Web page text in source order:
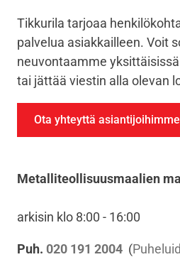
Tikkurila tarjoaa
palvelua asiakkailleen. Voit
neuvontaamme
tai jättää viestin alla olevan
Ota yhteyttä asiantijoihimme
Metalliteollisuusmaalien
arkisin klo 8:00 - 16:00
Puh. 020 191 2004 (